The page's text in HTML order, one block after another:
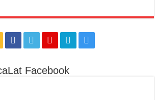
Facebook